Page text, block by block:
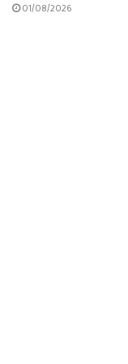
01/08/2026